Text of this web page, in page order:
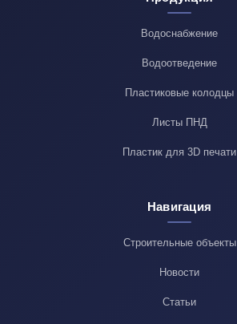
Водоснабжение
Водоотведение
Пластиковые колодцы
Листы ПНД
Пластик для 3D печати
Навигация
Строительные объекты
Новости
Статьи